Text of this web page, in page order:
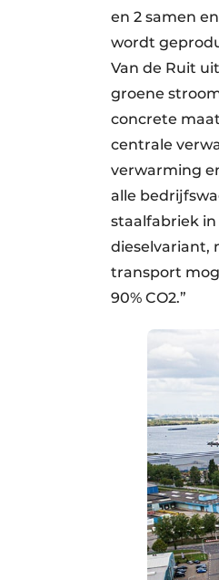
en 2 samen
wordt
Van de Ruit
groene
concrete
centrale
verwarming
alle
staalfabriek
dieselvariant,
transport
90% CO2.”